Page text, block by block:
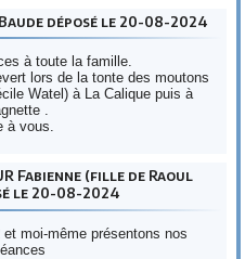
déposé le 20-08-2024
à toute la famille.
lors de la tonte des moutons
Watel) à La Calique puis à
.
à vous.
Fabienne (fille de Raoul
le 20-08-2024
moi-même présentons nos